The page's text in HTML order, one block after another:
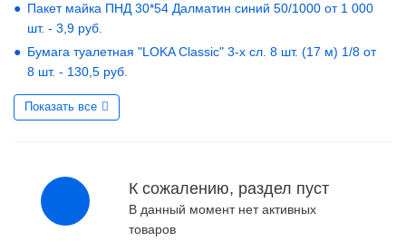
Пакет майка ПНД 30*54 Далматин синий 50/1000 от 1 000
шт. - 3,9 руб.
Бумага туалетная "LOKA Classic" 3-х сл. 8 шт. (17 м) 1/8 от
8 шт. - 130,5 руб.
Показать все
К сожалению, раздел пуст
В данный момент нет активных
товаров